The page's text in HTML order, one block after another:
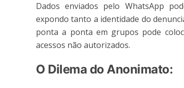
Dados enviados pelo WhatsApp
expondo tanto a identidade do
ponta a ponta em grupos pode
acessos não autorizados.
O Dilema do Anonimato: